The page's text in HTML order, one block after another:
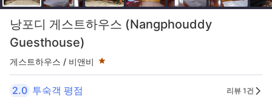
낭포디 게스트하우스 (Nangphouddy
Guesthouse)
게스트하우스 / 비앤비
1성급
2.0 투숙객 평점 리뷰 1건